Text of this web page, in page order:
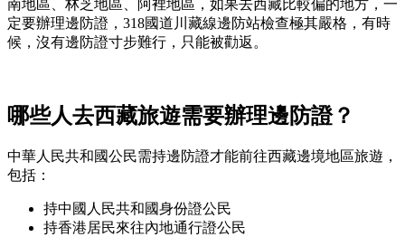
南地區、林芝地區、阿裡地區，如果去西藏比較偏的地方，一
定要辦理邊防證，318國道川藏線邊防站檢查極其嚴格，有時
候，沒有邊防證寸步難行，只能被勸返。
哪些人去西藏旅遊需要辦理邊防證？
中華人民共和國公民需持邊防證才能前往西藏邊境地區旅遊，
包括：
持中國人民共和國身份證公民
持香港居民來往內地通行證公民